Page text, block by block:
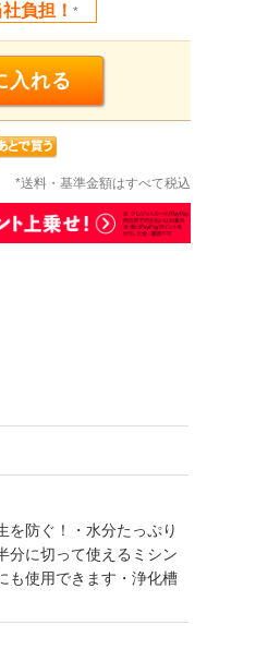
負担！ *
入れる
*送料・基準金額はすべて税込
を防ぐ！・水分たっぷり
分に切って使えるミシン
も使用できます・浄化槽